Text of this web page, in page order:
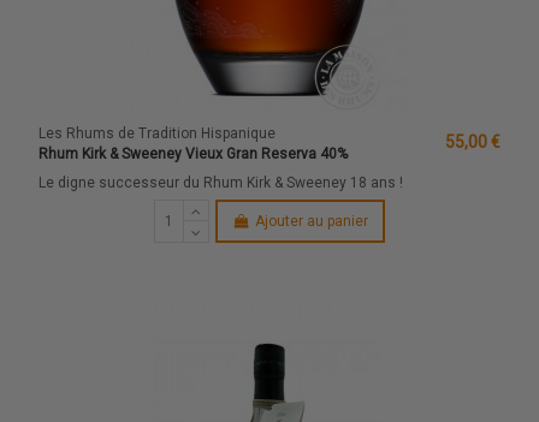
Les Rhums de Tradition Hispanique
Rhum Kirk & Sweeney Vieux Gran Reserva 40%
55,00 €
Le digne successeur du Rhum Kirk & Sweeney 18 ans !
Ajouter au panier